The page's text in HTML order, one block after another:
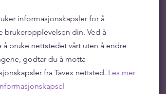
informasjonskapsler for å
brukeropplevelsen din. Ved å
å bruke nettstedet vårt uten å endre
godtar du å motta
fra Tavex nettsted. Les mer